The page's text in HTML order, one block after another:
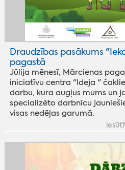
Draudzības pasākums
pagastā
Jūlija mēnesī, Mārcienas
iniciatīvu centra "Ideja "
darbu, kura augļus mums un
specializēto darbnīcu
visas nedēļas garumā.